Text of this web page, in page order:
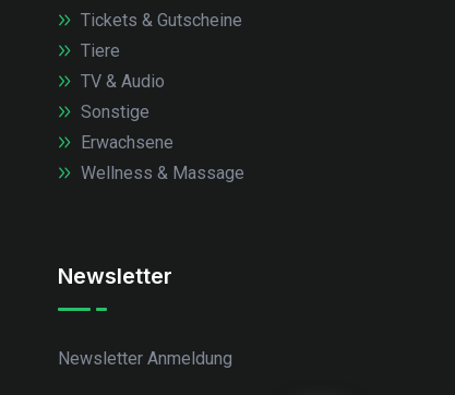
Tickets & Gutscheine
Tiere
TV & Audio
Sonstige
Erwachsene
Wellness & Massage
Newsletter
Newsletter Anmeldung